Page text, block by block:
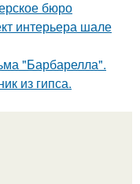
бюро
интерьера шале
"Барбарелла".
из гипса.